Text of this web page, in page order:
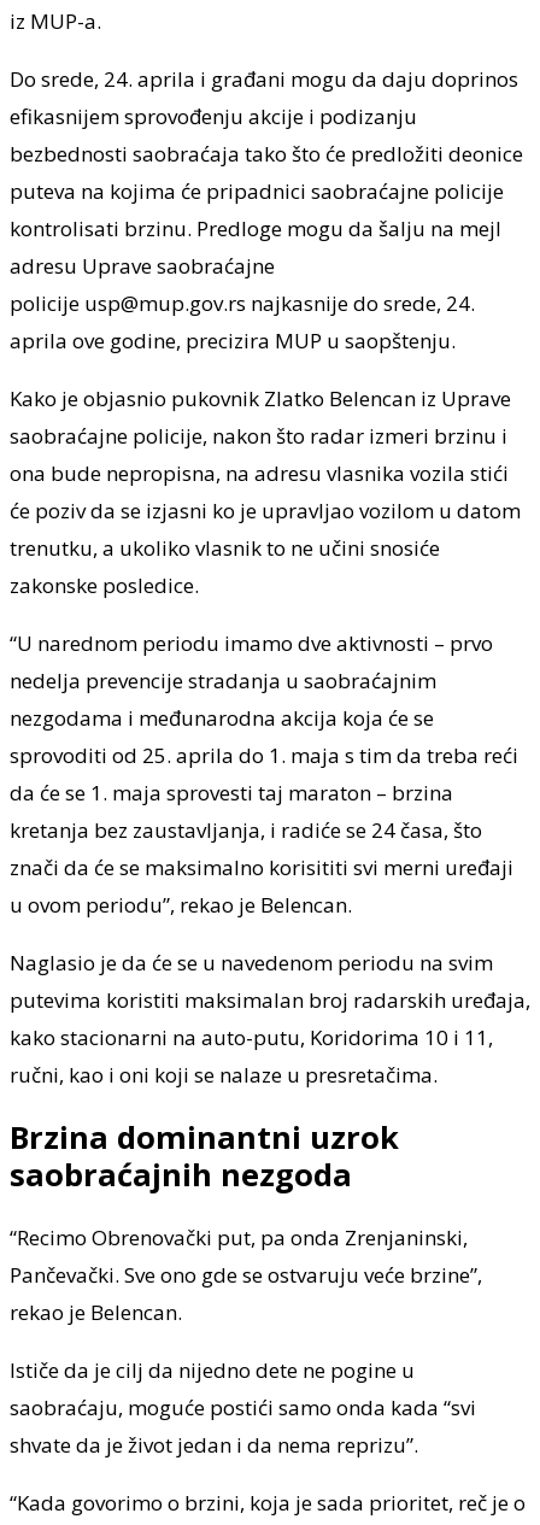
iz MUP-a.
Do srede, 24. aprila i građani mogu da daju doprinos
efikasnijem sprovođenju akcije i podizanju
bezbednosti saobraćaja tako što će predložiti deonice
puteva na kojima će pripadnici saobraćajne policije
kontrolisati brzinu. Predloge mogu da šalju na mejl
adresu Uprave saobraćajne
policije usp@mup.gov.rs najkasnije do srede, 24.
aprila ove godine, precizira MUP u saopštenju.
Kako je objasnio pukovnik Zlatko Belencan iz Uprave
saobraćajne policije, nakon što radar izmeri brzinu i
ona bude nepropisna, na adresu vlasnika vozila stići
će poziv da se izjasni ko je upravljao vozilom u datom
trenutku, a ukoliko vlasnik to ne učini snosiće
zakonske posledice.
“U narednom periodu imamo dve aktivnosti – prvo
nedelja prevencije stradanja u saobraćajnim
nezgodama i međunarodna akcija koja će se
sprovoditi od 25. aprila do 1. maja s tim da treba reći
da će se 1. maja sprovesti taj maraton – brzina
kretanja bez zaustavljanja, i radiće se 24 časa, što
znači da će se maksimalno korisititi svi merni uređaji
u ovom periodu”, rekao je Belencan.
Naglasio je da će se u navedenom periodu na svim
putevima koristiti maksimalan broj radarskih uređaja,
kako stacionarni na auto-putu, Koridorima 10 i 11,
ručni, kao i oni koji se nalaze u presretačima.
Brzina dominantni uzrok
saobraćajnih nezgoda
“Recimo Obrenovački put, pa onda Zrenjaninski,
Pančevački. Sve ono gde se ostvaruju veće brzine”,
rekao je Belencan.
Ističe da je cilj da nijedno dete ne pogine u
saobraćaju, moguće postići samo onda kada “svi
shvate da je život jedan i da nema reprizu”.
“Kada govorimo o brzini, koja je sada prioritet, reč je o